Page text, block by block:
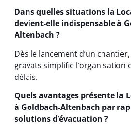
Dans quelles situations la
devient-elle indispensable à
Altenbach ?
Dès le lancement d’un
gravats simplifie l’organisation
délais.
Quels avantages présente la
à Goldbach-Altenbach par
solutions d’évacuation ?